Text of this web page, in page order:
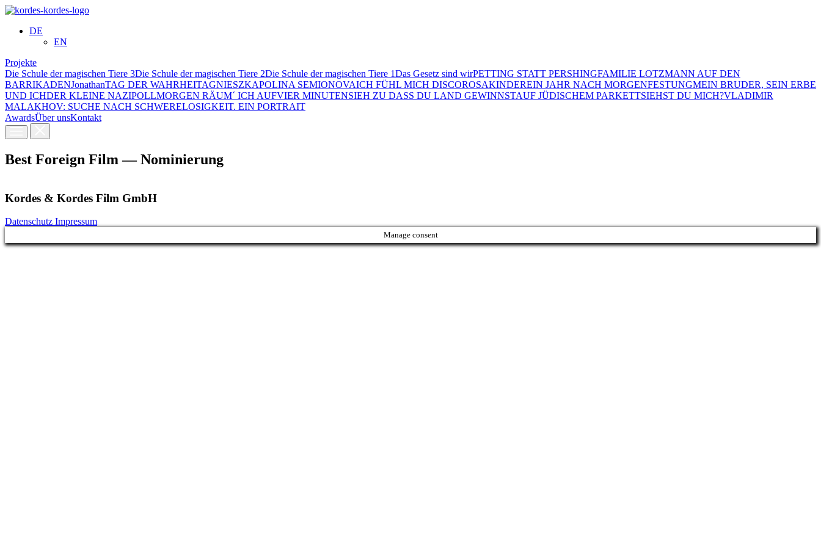
DE
EN
Projekte
Die Schule der magischen Tiere 3Die Schule der magischen Tiere 2Die Schule der magischen Tiere 1Das Gesetz sind wirPETTING STATT PERSHINGFAMILIE LOTZMANN AUF DEN
BARRIKADENJonathanTAG DER WAHRHEITAGNIESZKAPOLINA SEMIONOVAICH FÜHL MICH DISCOROSAKINDEREIN JAHR NACH MORGENFESTUNGMEIN BRUDER, SEIN ERBE
UND ICHDER KLEINE NAZIPOLLMORGEN RÄUM´ ICH AUFVIER MINUTENSIEH ZU DASS DU LAND GEWINNSTAUF JÜDISCHEM PARKETTSIEHST DU MICH?VLADIMIR
MALAKHOV: SUCHE NACH SCHWERE­LOSIGKEIT. EIN PORTRAIT
AwardsÜber unsKontakt
Best Foreign Film — Nominierung
Kordes & Kordes Film GmbH
Datenschutz Impressum
Manage consent